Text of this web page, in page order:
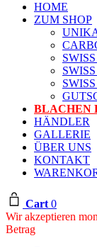
HOME
ZUM SHOP
BLACHEN
HÄNDLER
GALLERIE
ÜBER UNS
KONTAKT
Cart 0
Wir akzeptieren
Betrag